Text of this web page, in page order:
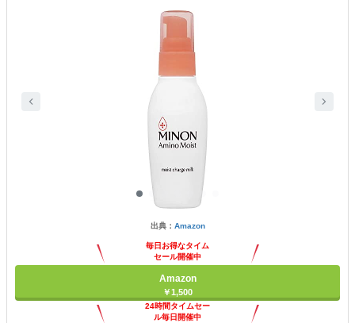
出典： Amazon
毎日お得なタイム
セール開催中
Amazon
￥1,500
24時間タイムセー
ル毎日開催中